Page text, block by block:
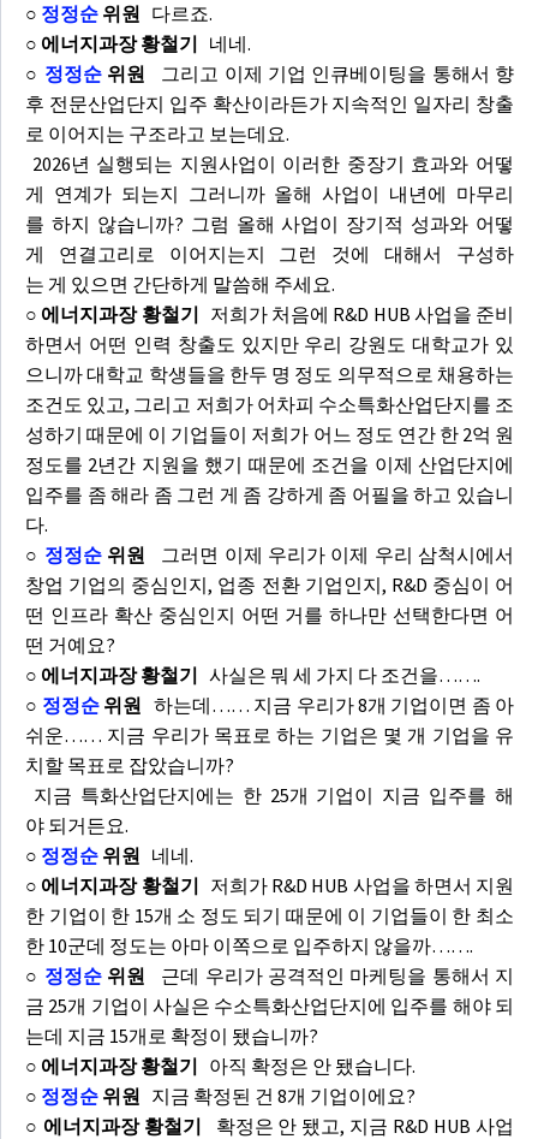
○ 정정순 위원 다르죠.
○ 에너지과장 황철기 네네.
○ 정정순위원
그리고 이제 기업 인큐베이팅을 통해서 향
후 전문산업단지 입주 확산이라든가 지속적인 일자리 창출
로 이어지는 구조라고 보는데요.
2026년 실행되는 지원사업이 이러한 중장기 효과와 어떻
게 연계가 되는지 그러니까 올해 사업이 내년에 마무리
를 하지 않습니까? 그럼 올해 사업이 장기적 성과와 어떻
게 연결고리로 이어지는지 그런 것에 대해서 구성하
는 게 있으면 간단하게 말씀해 주세요.
○ 에너지과장 황철기 저희가 처음에 R&D HUB 사업을 준비
하면서 어떤 인력 창출도 있지만 우리 강원도 대학교가 있
으니까 대학교 학생들을 한두 명 정도 의무적으로 채용하는
조건도 있고, 그리고 저희가 어차피 수소특화산업단지를 조
성하기 때문에 이 기업들이 저희가 어느 정도 연간 한 2억 원
정도를 2년간 지원을 했기 때문에 조건을 이제 산업단지에
입주를 좀 해라 좀 그런 게 좀 강하게 좀 어필을 하고 있습니
다.
○ 정정순위원
그러면 이제 우리가 이제 우리 삼척시에서
창업 기업의 중심인지, 업종 전환 기업인지, R&D 중심이 어
떤 인프라 확산 중심인지 어떤 거를 하나만 선택한다면 어
떤 거예요?
○ 에너지과장 황철기 사실은 뭐 세 가지 다 조건을…….
○ 정정순위원 하는데…… 지금 우리가 8개 기업이면 좀 아
쉬운…… 지금 우리가 목표로 하는 기업은 몇 개 기업을 유
치할 목표로 잡았습니까?
지금 특화산업단지에는 한 25개 기업이 지금 입주를 해
야 되거든요.
○ 정정순 위원 네네.
○ 에너지과장 황철기 저희가 R&D HUB 사업을 하면서 지원
한 기업이 한 15개 소 정도 되기 때문에 이 기업들이 한 최소
한 10군데 정도는 아마 이쪽으로 입주하지 않을까…….
○ 정정순위원
근데 우리가 공격적인 마케팅을 통해서 지
금 25개 기업이 사실은 수소특화산업단지에 입주를 해야 되
는데 지금 15개로 확정이 됐습니까?
○ 에너지과장 황철기 아직 확정은 안 됐습니다.
○ 정정순 위원 지금 확정된 건 8개 기업이에요?
○ 에너지과장 황철기 확정은 안 됐고, 지금 R&D HUB 사업